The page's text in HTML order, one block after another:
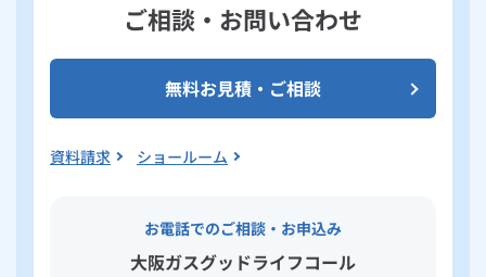
ご相談・お問い合わせ
無料お見積・ご相談
資料請求 ショールーム
お電話でのご相談・お申込み
大阪ガスグッドライフコール